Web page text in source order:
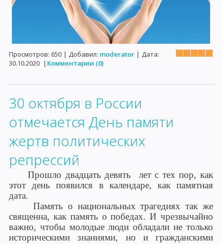
Просмотров: 650 | Добавил: moderator | Дата:
30.10.2020 | Комментарии (0)
30 октября в России
отмечается День памяти
жертв политических
репрессий
Прошло двадцать девять лет с тех пор, как
этот день появился в календаре, как памятная
дата.
Память о национальных трагедиях так же
священна, как память о победах. И чрезвычайно
важно, чтобы молодые люди обладали не только
историческими знаниями, но и гражданскими